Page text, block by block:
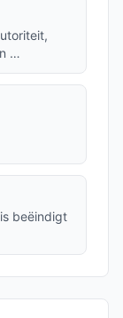
…
beëindigt